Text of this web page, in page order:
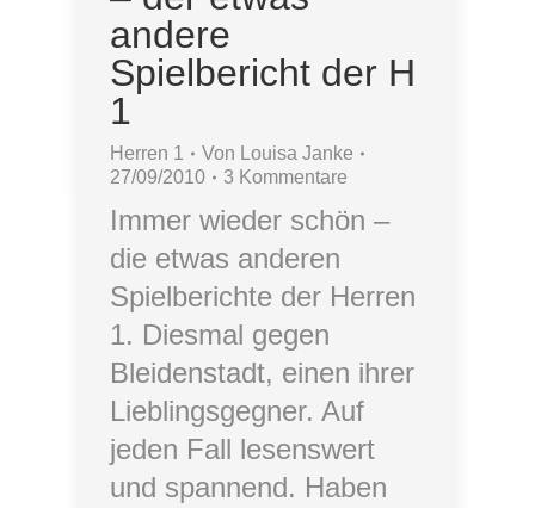
andere
Spielbericht der H
1
Herren 1 Von Louisa Janke
27/09/2010
3 Kommentare
Immer wieder schön –
die etwas anderen
Spielberichte der Herren
1. Diesmal gegen
Bleidenstadt, einen ihrer
Lieblingsgegner. Auf
jeden Fall lesenswert
und spannend. Haben